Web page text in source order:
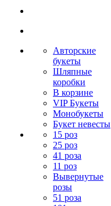
Авторские
букеты
Шляпные
коробки
В корзине
VIP Букеты
Монобукеты
Букет невесты
15 роз
25 роз
41 роза
11 роз
Вывернутые
розы
51 роза